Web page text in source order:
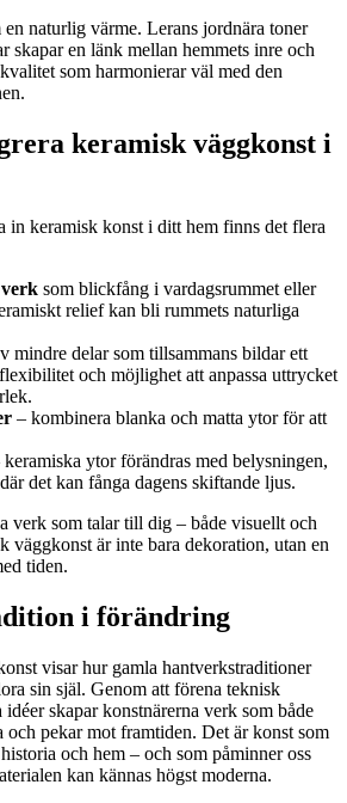
naturlig värme. Lerans jordnära toner
skapar en länk mellan hemmets inre och
som harmonierar väl med den
keramisk väggkonst i
in keramisk konst i ditt hem finns det flera
som blickfång i vardagsrummet eller
relief kan bli rummets naturliga
mindre delar som tillsammans bildar ett
och möjlighet att anpassa uttrycket
– kombinera blanka och matta ytor för att
keramiska ytor förändras med belysningen,
det kan fånga dagens skiftande ljus.
verk som talar till dig – både visuellt och
väggkonst är inte bara dekoration, utan en
tiden.
i förändring
visar hur gamla hantverkstraditioner
sin själ. Genom att förena teknisk
skapar konstnärerna verk som både
och pekar mot framtiden. Det är konst som
och hem – och som påminner oss
kan kännas högst moderna.